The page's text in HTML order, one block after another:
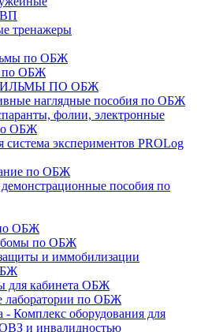
тренажеры
по ОБЖ
по ОБЖ
ПО ОБЖ
наглядные пособия по ОБЖ
фолии, электронные
ОБЖ
система экспериментов PROLog
по ОБЖ
пособия по
ОБЖ
по ОБЖ
и иммобилизации
для кабинета ОБЖ
лаборатории по ОБЖ
- Комплекс оборудования для
и инвалидностью